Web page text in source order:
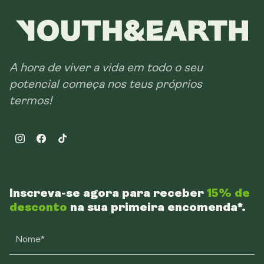
A hora de viver a vida em todo o seu
potencial começa nos teus próprios
termos!
InstagramFacebookTikTok
Inscreva-se agora para receber 15% de
desconto na sua primeira encomenda*.
Nome*